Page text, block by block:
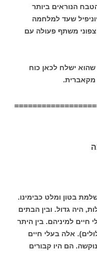
הנוראים ביותר
שעד למלחמה
משתף פעולה עם
שהוא ישלח לכאן כוח
מקאברית.
בטון ומלט כבימינו.
היה גדול. ובין הבתים
חיים למיניהם. בין היתר
אלה בעלי חיים
הם היו קבורים